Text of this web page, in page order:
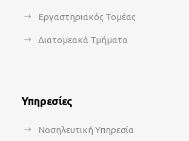
Εργαστηριακός Τομέας
Διατομεακά Τμήματα
Υπηρεσίες
Νοσηλευτική Υπηρεσία